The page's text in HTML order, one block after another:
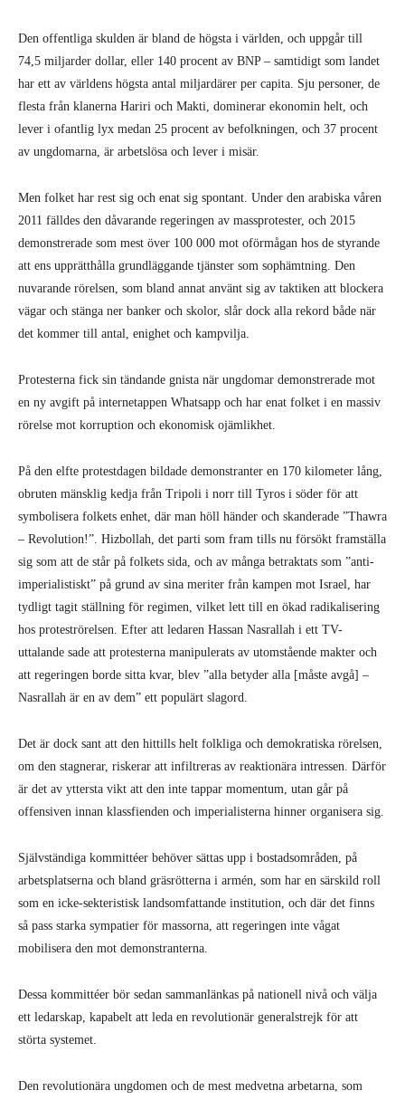
Den offentliga skulden är bland de högsta i världen, och uppgår till
74,5 miljarder dollar, eller 140 procent av BNP – samtidigt som landet
har ett av världens högsta antal miljardärer per capita. Sju personer, de
flesta från klanerna Hariri och Makti, dominerar ekonomin helt, och
lever i ofantlig lyx medan 25 procent av befolkningen, och 37 procent
av ungdomarna, är arbetslösa och lever i misär.
Men folket har rest sig och enat sig spontant. Under den arabiska våren
2011 fälldes den dåvarande regeringen av massprotester, och 2015
demonstrerade som mest över 100 000 mot oförmågan hos de styrande
att ens upprätthålla grundläggande tjänster som sophämtning. Den
nuvarande rörelsen, som bland annat använt sig av taktiken att blockera
vägar och stänga ner banker och skolor, slår dock alla rekord både när
det kommer till antal, enighet och kampvilja.
Protesterna fick sin tändande gnista när ungdomar demonstrerade mot
en ny avgift på internetappen Whatsapp och har enat folket i en massiv
rörelse mot korruption och ekonomisk ojämlikhet.
På den elfte protestdagen bildade demonstranter en 170 kilometer lång,
obruten mänsklig kedja från Tripoli i norr till Tyros i söder för att
symbolisera folkets enhet, där man höll händer och skanderade ”Thawra
– Revolution!”. Hizbollah, det parti som fram tills nu försökt framställa
sig som att de står på folkets sida, och av många betraktats som ”anti-
imperialistiskt” på grund av sina meriter från kampen mot Israel, har
tydligt tagit ställning för regimen, vilket lett till en ökad radikalisering
hos proteströrelsen. Efter att ledaren Hassan Nasrallah i ett TV-
uttalande sade att protesterna manipulerats av utomstående makter och
att regeringen borde sitta kvar, blev ”alla betyder alla [måste avgå] –
Nasrallah är en av dem” ett populärt slagord.
Det är dock sant att den hittills helt folkliga och demokratiska rörelsen,
om den stagnerar, riskerar att infiltreras av reaktionära intressen. Därför
är det av yttersta vikt att den inte tappar momentum, utan går på
offensiven innan klassfienden och imperialisterna hinner organisera sig.
Självständiga kommittéer behöver sättas upp i bostadsområden, på
arbetsplatserna och bland gräsrötterna i armén, som har en särskild roll
som en icke-sekteristisk landsomfattande institution, och där det finns
så pass starka sympatier för massorna, att regeringen inte vågat
mobilisera den mot demonstranterna.
Dessa kommittéer bör sedan sammanlänkas på nationell nivå och välja
ett ledarskap, kapabelt att leda en revolutionär generalstrejk för att
störta systemet.
Den revolutionära ungdomen och de mest medvetna arbetarna, som